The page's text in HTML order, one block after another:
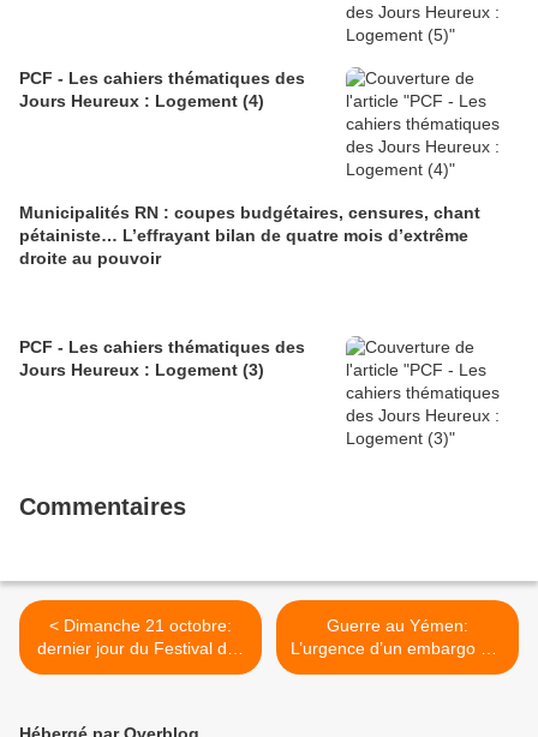
PCF - Les cahiers thématiques des
Jours Heureux : Logement (4)
Municipalités RN : coupes budgétaires, censures, chant
pétainiste… L’effrayant bilan de quatre mois d’extrême
droite au pouvoir
PCF - Les cahiers thématiques des
Jours Heureux : Logement (3)
Commentaires
< Dimanche 21 octobre:
dernier jour du Festival des
Autres Mondes et de
Guerre au Yémen:
L’urgence d’un embargo sur
les armes (Pascal Torre,